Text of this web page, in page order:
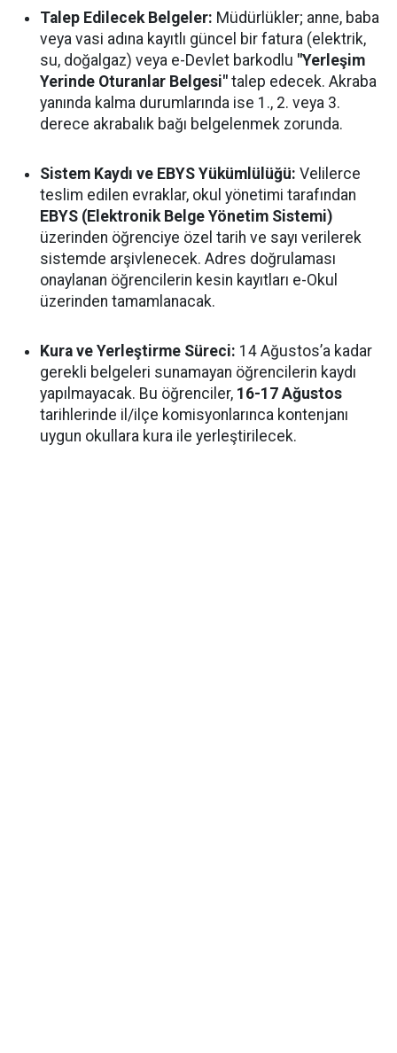
Talep Edilecek Belgeler: Müdürlükler; anne, baba
veya vasi adına kayıtlı güncel bir fatura (elektrik,
su, doğalgaz) veya e-Devlet barkodlu "Yerleşim
Yerinde Oturanlar Belgesi" talep edecek. Akraba
yanında kalma durumlarında ise 1., 2. veya 3.
derece akrabalık bağı belgelenmek zorunda.
Sistem Kaydı ve EBYS Yükümlülüğü: Velilerce
teslim edilen evraklar, okul yönetimi tarafından
EBYS (Elektronik Belge Yönetim Sistemi)
üzerinden öğrenciye özel tarih ve sayı verilerek
sistemde arşivlenecek. Adres doğrulaması
onaylanan öğrencilerin kesin kayıtları e-Okul
üzerinden tamamlanacak.
Kura ve Yerleştirme Süreci: 14 Ağustos’a kadar
gerekli belgeleri sunamayan öğrencilerin kaydı
yapılmayacak. Bu öğrenciler, 16-17 Ağustos
tarihlerinde il/ilçe komisyonlarınca kontenjanı
uygun okullara kura ile yerleştirilecek.